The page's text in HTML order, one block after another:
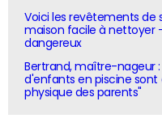
Voici les revêtements de
maison facile à nettoyer
dangereux
Bertrand, maître-nageur
d'enfants en piscine
physique des parents"